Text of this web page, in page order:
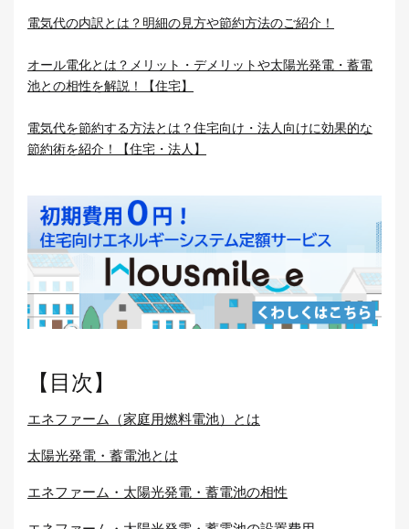
電気代の内訳とは？明細の見方や節約方法のご紹介！
オール電化とは？メリット・デメリットや太陽光発電・蓄電
池との相性を解説！【住宅】
電気代を節約する方法とは？住宅向け・法人向けに効果的な
節約術を紹介！【住宅・法人】
【目次】
エネファーム（家庭用燃料電池）とは
太陽光発電・蓄電池とは
エネファーム・太陽光発電・蓄電池の相性